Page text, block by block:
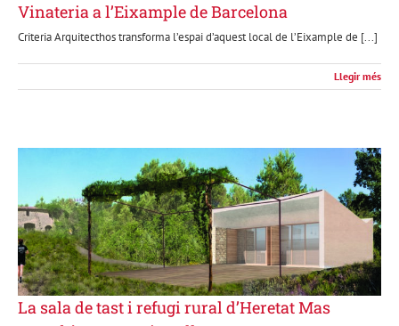
Vinateria a l’Eixample de Barcelona
Criteria Arquitecthos transforma l’espai d’aquest local de l’Eixample de [...]
Llegir més
La sala de tast i refugi rural d’Heretat Mas